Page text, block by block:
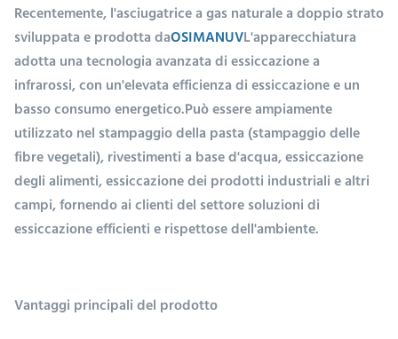
Recentemente, l'asciugatrice a gas naturale a doppio strato
sviluppata e prodotta daOSIMANUVL'apparecchiatura
adotta una tecnologia avanzata di essiccazione a
infrarossi, con un'elevata efficienza di essiccazione e un
basso consumo energetico.Può essere ampiamente
utilizzato nel stampaggio della pasta (stampaggio delle
fibre vegetali), rivestimenti a base d'acqua, essiccazione
degli alimenti, essiccazione dei prodotti industriali e altri
campi, fornendo ai clienti del settore soluzioni di
essiccazione efficienti e rispettose dell'ambiente.
Vantaggi principali del prodotto